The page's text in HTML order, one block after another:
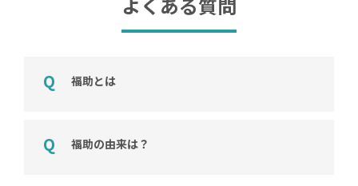
福助とは
福助の由来は？